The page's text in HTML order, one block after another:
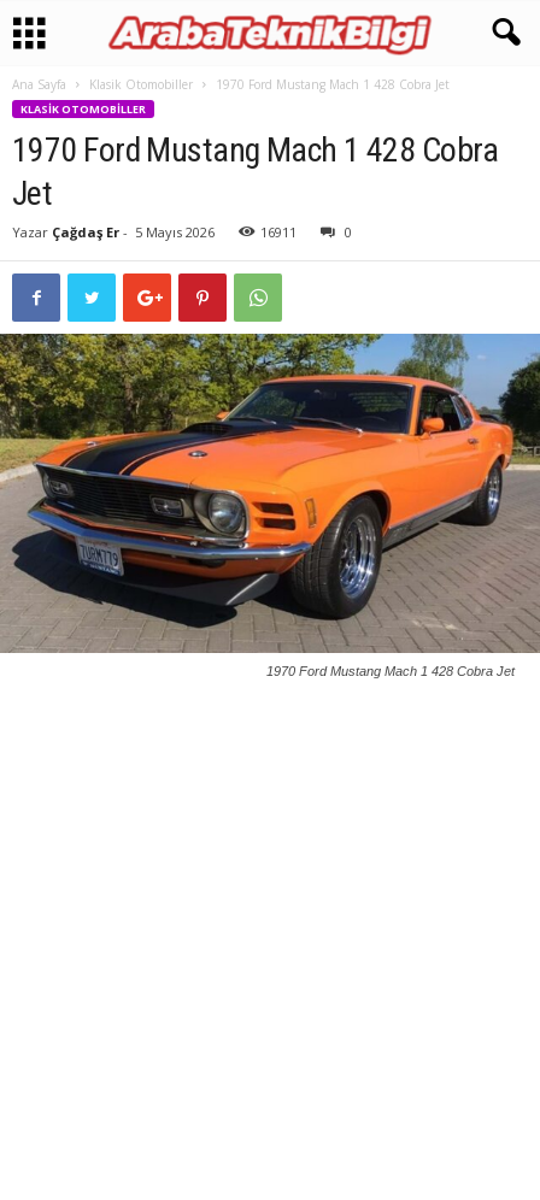
Ana Sayfa Klasik Otomobiller 1970 Ford Mustang Mach 1 428 Cobra Jet
KLASIK OTOMOBILLER
1970 Ford Mustang Mach 1 428 Cobra
Jet
Yazar Çağdaş Er - 5 Mayıs 2026 16911 0
1970 Ford Mustang Mach 1 428 Cobra Jet